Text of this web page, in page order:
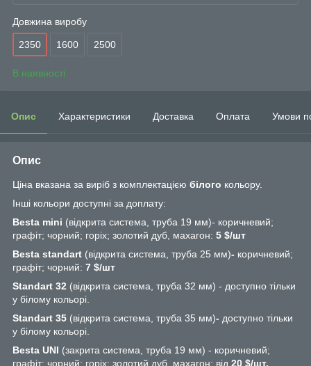
Довжина виробу
2350 1600 2500
В наявності
Опис Характеристики Доставка Оплата Умови
Опис
Ціна вказана за виріб з комплектацією білого кольору.
Інші кольори доступні за доплату:
Besta mini (відкрита система, труба 19 мм)- коричневий;
графіт; чорний; горіх; золотий дуб, махагон: 5 $/шт
Besta standart (відкрита система, труба 25 мм)- коричневий;
графіт; чорний: 7 $/шт
Standart 32 (відкрита система, труба 32 мм) - доступно тільки
у білому кольорі.
Standart 35 (відкрита система, труба 35 мм)- доступно тільки
у білому кольорі.
Besta UNI (закрита система, труба 19 мм) - коричневий;
графіт; чорний; горіх; золотий дуб, махагон: від 20 $/шт.